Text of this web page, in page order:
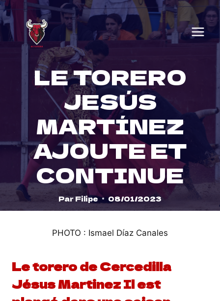
Skip
to
content
LE TORERO
JESÚS
MARTÍNEZ
AJOUTE ET
CONTINUE
Par Filipe 08/01/2023
PHOTO : Ismael Díaz Canales
Le torero de Cercedilla
Jésus MartinezIl est